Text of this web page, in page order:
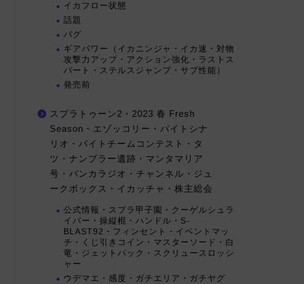
イカフロー状態
話題
バグ
ギアパワー（イカニンジャ・イカ速・対物
攻撃力アップ・アクション強化・ラストス
パート・ステルスジャンプ・サブ性能）
発売前
スプラトゥーン2・2023 春 Fresh
Season・エゾッコリー・バイトシナ
リオ・バイトチームコンテスト・タ
ツ・ナンプラー遺跡・マンタマリア
号・バンカラジオ・チャンネル・ジュ
ークボックス・イカッチャ・株主総会
公式情報・スプラ甲子園・クーゲルシュラ
イバー・操縦棍・ハンドル・S-
BLAST92・フィンセント・イベントマッ
チ・くじ引きコイン・マスターソード・白
竜・ジェットパック・スクリュースロッシ
ャー
ウデマエ・感度・ガチエリア・ガチヤグ